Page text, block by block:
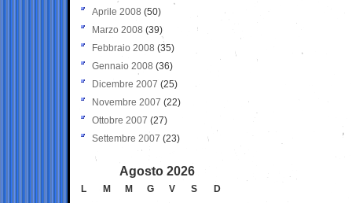
Aprile 2008 (50)
Marzo 2008 (39)
Febbraio 2008 (35)
Gennaio 2008 (36)
Dicembre 2007 (25)
Novembre 2007 (22)
Ottobre 2007 (27)
Settembre 2007 (23)
Agosto 2026
L M M G V S
D